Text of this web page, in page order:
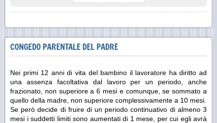
CONGEDO PARENTALE DEL PADRE
Nei primi 12 anni di vita del bambino il lavoratore ha diritto ad
una assenza facoltativa dal lavoro per un periodo, anche
frazionato, non superiore a 6 mesi e comunque, se sommato a
quello della madre, non superiore complessivamente a 10 mesi.
Se però decide di fruire di un periodo continuativo di almeno 3
mesi i suddetti limiti sono aumentati di 1 mese, per cui egli avrà